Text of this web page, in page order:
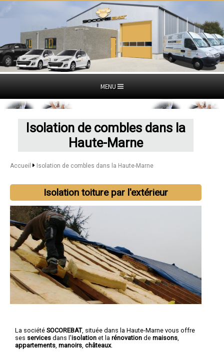
MENU
Isolation de combles dans la
Haute-Marne
Accueil Isolation de combles dans la Haute-Marne
Isolation toiture par l'extérieur
La société SOCOREBAT, située dans la Haute-Marne vous offre
ses services dans l'isolation et la rénovation de maisons,
appartements, manoirs, châteaux.